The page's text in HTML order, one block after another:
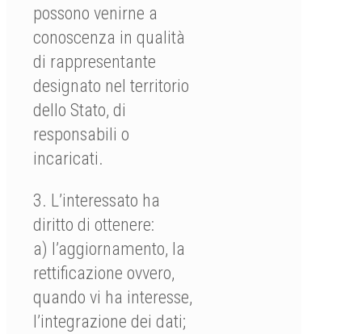
possono venirne a
conoscenza in qualità
di rappresentante
designato nel territorio
dello Stato, di
responsabili o
incaricati.
3. L’interessato ha
diritto di ottenere:
a) l’aggiornamento, la
rettificazione ovvero,
quando vi ha interesse,
l’integrazione dei dati;